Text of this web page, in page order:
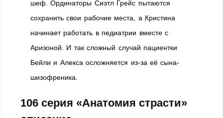
шеф. Ординаторы Сиэтл Грейс пытаются
сохранить свои рабочие места, а Кристина
начинает работать в педиатрии вместе с
Аризоной. И так сложный случай пациентки
Бейли и Алекса осложняется из-за её сына-
шизофреника.
106 серия «Анатомия страсти»